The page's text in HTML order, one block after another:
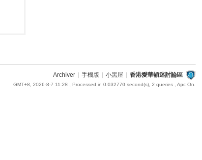
Archiver 手機版 小黑屋 香港愛華頓迷討論區
GMT+8, 2026-8-7 11:28 , Processed in 0.032770 second(s), 2 queries , Apc On.